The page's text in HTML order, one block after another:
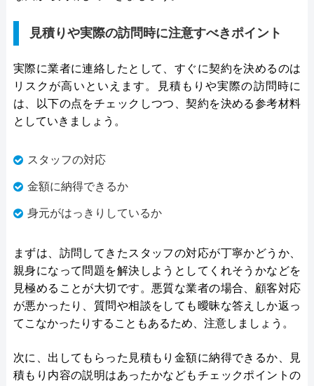
見積りや実際の訪問時に注意すべきポイント
実際に業者に連絡したとして、すぐに契約を決めるのは
リスクが高いといえます。見積もりや実際の訪問時に
は、以下の点をチェックしつつ、契約を決める参考材料
としていきましょう。
スタッフの対応
金額に納得できるか
身元がはっきりしているか
まずは、訪問してきたスタッフの対応が丁寧かどうか、
親身になって問題を解決しようとしてくれそうかなどを
見極めることが大切です。悪質な業者の場合、顧客対応
が悪かったり、質問や相談をしても曖昧な答えしか返っ
てこなかったりすることもあるため、注意しましょう。
次に、出してもらった見積もり金額に納得できるか、見
積もり内容の説明はあったかなどもチェックポイントの